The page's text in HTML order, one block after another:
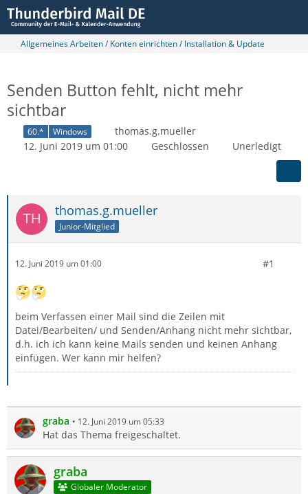
Allgemeines Arbeiten / Konten einrichten / Installation & Update
Senden Button fehlt, nicht mehr
sichtbar
60.* Windows
thomas.g.mueller
12. Juni 2019 um 01:00
Geschlossen Unerledigt
thomas.g.mueller
Junior-Mitglied
12. Juni 2019 um 01:00 #1
beim Verfassen einer Mail sind die Zeilen mit
Datei/Bearbeiten/ und Senden/Anhang nicht mehr sichtbar,
d.h. ich ich kann keine Mails senden und keinen Anhang
einfügen. Wer kann mir helfen?
graba 12. Juni 2019 um 05:33
Hat das Thema freigeschaltet.
graba
Globaler Moderator